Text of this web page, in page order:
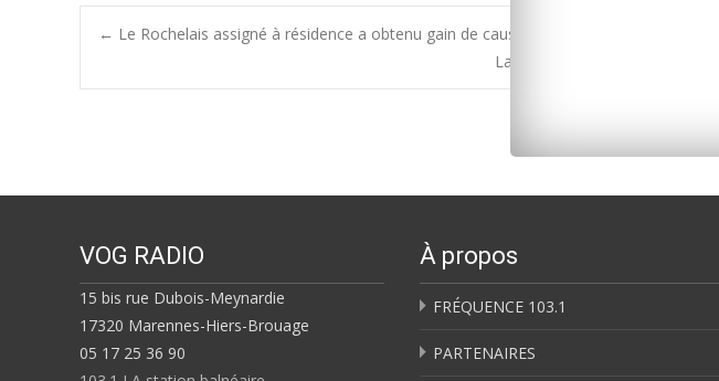
Post
← Le Rochelais assigné à résidence a obtenu gain de cause… mais il reste assigné à
La douceur profite aux
VOG RADIO
15 bis rue Dubois-Meynardie
17320 Marennes-Hiers-Brouage
05 17 25 36 90
À propos
FRÉQUENCE 103.1
PARTENAIRES